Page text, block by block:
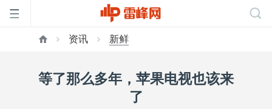
资讯 新鲜
等了那么多年，苹果电视也该来
了